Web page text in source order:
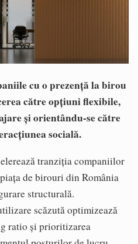
cu o prezență la birou
către opțiuni flexibile,
și orientându-se către
socială.
tranziția companiilor
de birouri din România
structurală.
scăzută optimizează
ratio și prioritizarea